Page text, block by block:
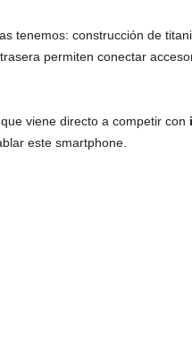
tenemos: construcción de
permiten conectar
que viene directo a competir con
este smartphone.